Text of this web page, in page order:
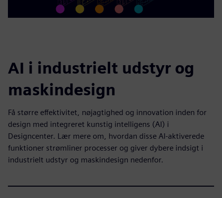
AI i industrielt udstyr og
maskindesign
Få større effektivitet, nøjagtighed og innovation inden for
design med integreret kunstig intelligens (AI) i
Designcenter. Lær mere om, hvordan disse AI-aktiverede
funktioner strømliner processer og giver dybere indsigt i
industrielt udstyr og maskindesign nedenfor.